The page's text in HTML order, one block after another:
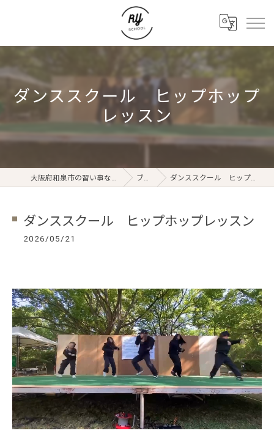
ダンススクール ヒップホップ
レッスン
大阪府和泉市の習い事ならRYスクール ブログ ダンススクール ヒップホップレッスン
ダンススクール ヒップホップレッスン
2026/05/21